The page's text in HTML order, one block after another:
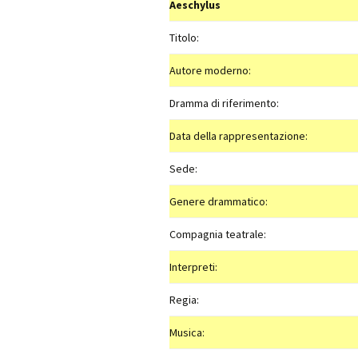
Aeschylus
Titolo:
Autore moderno:
Dramma di riferimento:
Data della rappresentazione:
Sede:
Genere drammatico:
Compagnia teatrale:
Interpreti:
Regia:
Musica: